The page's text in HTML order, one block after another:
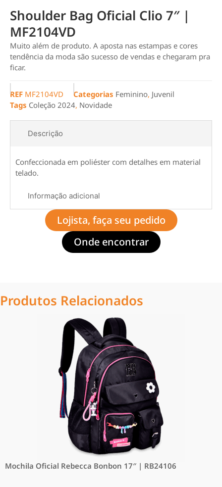
Shoulder Bag Oficial Clio 7″ |
MF2104VD
Muito além de produto. A aposta nas estampas e cores
tendência da moda são sucesso de vendas e chegaram pra
ficar.
REF MF2104VD Categorias Feminino, Juvenil
Tags Coleção 2024, Novidade
Descrição
Informação adicional
Confeccionada em poliéster com detalhes em material
telado.
Lojista, faça seu pedido
Onde encontrar
Produtos Relacionados
Mochila Oficial Rebecca Bonbon 17″ | RB24106